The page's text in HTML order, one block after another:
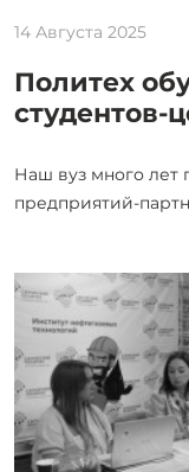
14 Августа 2025
Политех
студентов-
Наш вуз много лет
предприятий-